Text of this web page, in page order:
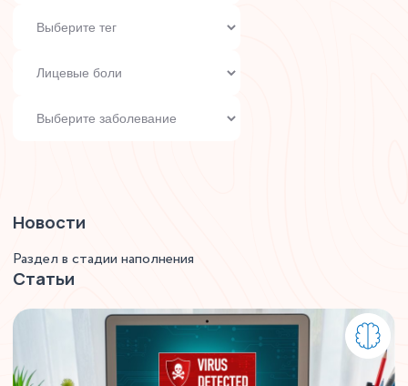
Новости
Раздел в стадии наполнения
Статьи